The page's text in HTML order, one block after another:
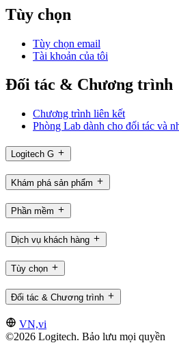
Tùy chọn
Tùy chọn email
Tài khoản của tôi
Đối tác & Chương trình
Chương trình liên kết
Phòng Lab dành cho đối tác và
Logitech G
Khám phá sản phẩm
Phần mềm
Dịch vụ khách hàng
Tùy chọn
Đối tác & Chương trình
VN,vi
©2026 Logitech. Bảo lưu mọi quyền